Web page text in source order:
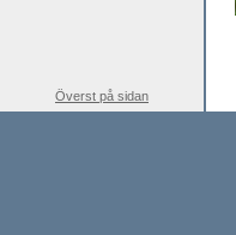
Överst på sidan